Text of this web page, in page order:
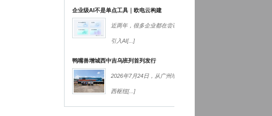
企业级AI不是单点工具｜欧电云构建
近两年，很多企业都在尝试
引入AI[...]
鸭嘴兽增城西中吉乌班列首列发行
2026年7月24日，从广州增城
西枢纽[...]